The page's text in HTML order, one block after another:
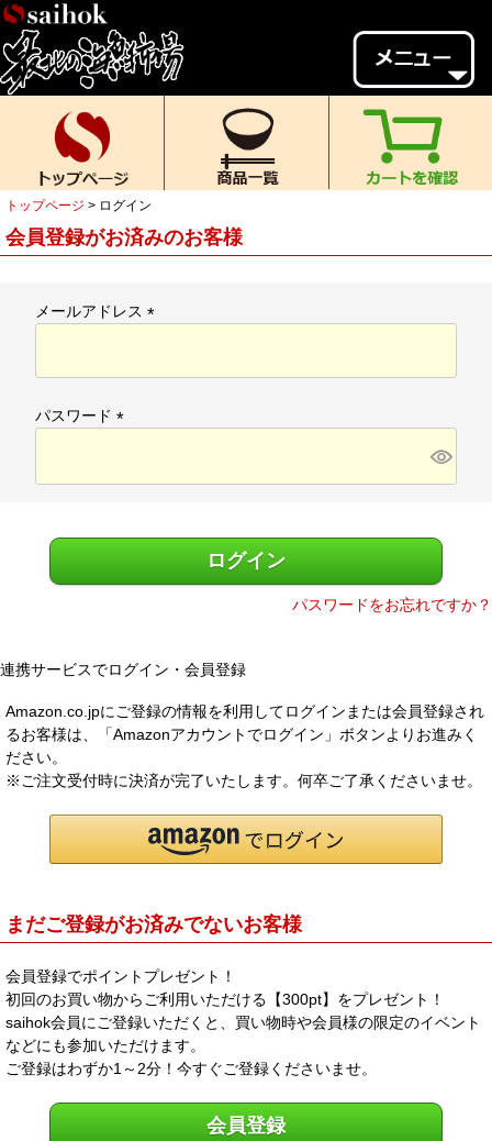
会員様メニュー
ゲスト
様、
いらっしゃいませ。
ご来店ありがとうございます。
新規会員登録
MYページ MYクーポン
ポイント履歴
返品について ご利用ガイド
トップページ ログイン
会員登録がお済みのお客様
メールアドレス
パスワード
須
ログイン
パスワードをお忘れですか？
連携サービスでログイン・会員登録
Amazon.co.jpにご登録の情報を利用してログインまたは会員登録され
るお客様は、「Amazonアカウントでログイン」ボタンよりお進みく
ださい。
※ご注文受付時に決済が完了いたします。何卒ご了承くださいませ。
まだご登録がお済みでないお客様
会員登録でポイントプレゼント！
初回のお買い物からご利用いただける【300pt】をプレゼント！
saihok会員にご登録いただくと、買い物時や会員様の限定のイベント
などにも参加いただけます。
ご登録はわずか1～2分！今すぐご登録くださいませ。
会員登録